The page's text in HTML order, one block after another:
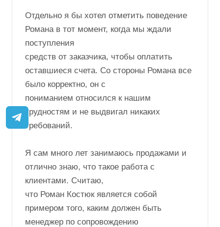
рады получить такое внимание и уровень
сервиса, который
позволил не тратить время на решение
проблем.
Отдельно я бы хотел отметить поведение
Романа в тот момент, когда мы ждали
поступления
средств от заказчика, чтобы оплатить
было корректно, он с
пониманием относился к нашим
трудностям и не выдвигал никаких
требований.
Я сам много лет занимаюсь продажами и